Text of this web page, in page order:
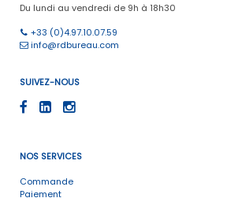
Du lundi au vendredi de 9h à 18h30
+33 (0)4.97.10.07.59
info@rdbureau.com
SUIVEZ-NOUS
NOS SERVICES
Commande
Paiement